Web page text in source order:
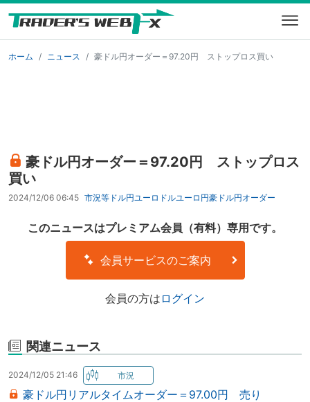
ホーム ニュース 豪ドル円オーダー＝97.20円 ストップロス買い
豪ドル円オーダー＝97.20円 ストップロス
買い
2024/12/06 06:45 市況等 ドル円ユーロドルユーロ円豪ドル円オーダー
このニュースはプレミアム会員（有料）専用です。
会員サービスのご案内
会員の方は ログイン
関連ニュース
2024/12/05 21:46
豪ドル円リアルタイムオーダー＝97.00円 売り